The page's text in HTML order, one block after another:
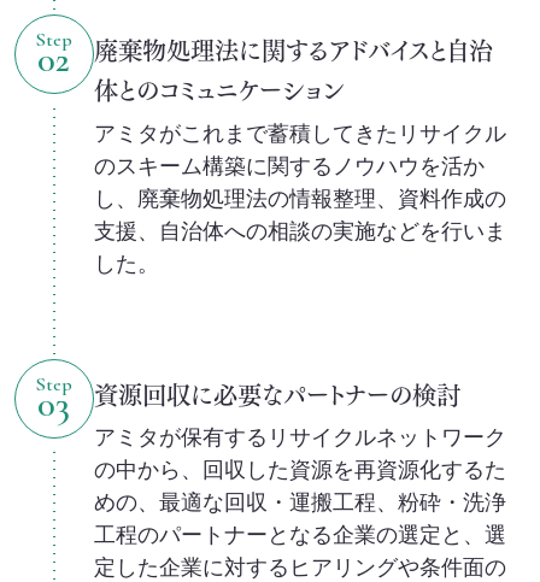
Step
02 廃棄物処理法に関するアドバイスと自治
体とのコミュニケーション
アミタがこれまで蓄積してきたリサイクル
のスキーム構築に関するノウハウを活か
し、廃棄物処理法の情報整理、資料作成の
支援、自治体への相談の実施などを行いま
した。
Step
03 資源回収に必要なパートナーの検討
アミタが保有するリサイクルネットワーク
の中から、回収した資源を再資源化するた
めの、最適な回収・運搬工程、粉砕・洗浄
工程のパートナーとなる企業の選定と、選
定した企業に対するヒアリングや条件面の